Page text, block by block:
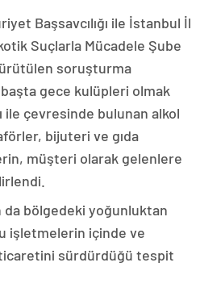
Başsavcılığı ile İstanbul İl
Suçlarla Mücadele Şube
soruşturma
başta gece kulüpleri olmak
ile çevresinde bulunan alkol
bijuteri ve gıda
müşteri olarak gelenlere
da bölgedeki yoğunluktan
işletmelerin içinde ve
sürdürdüğü tespit